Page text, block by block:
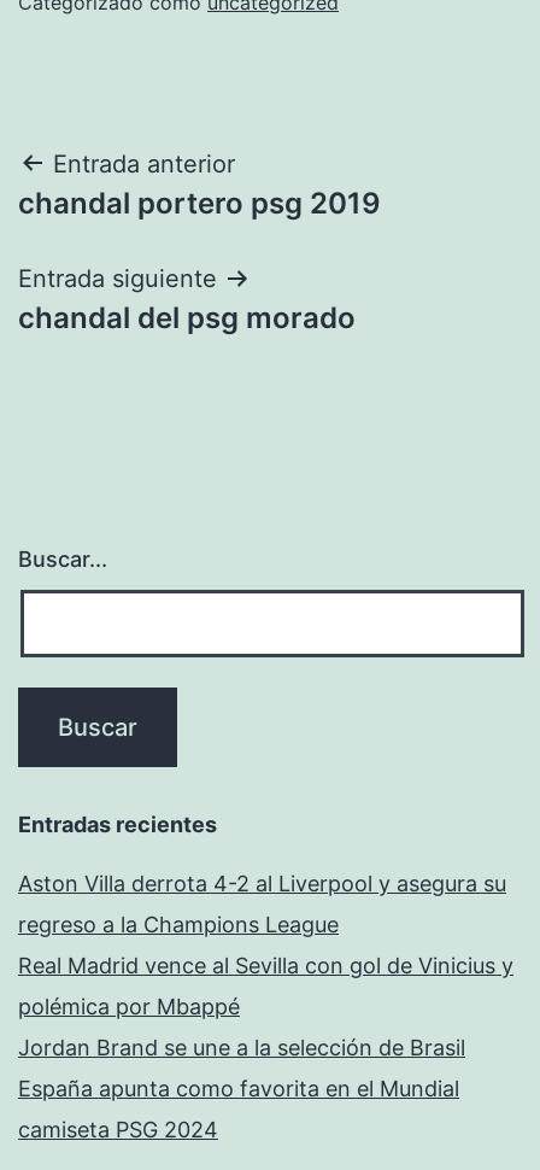
Navegación
de
entradas
Entrada anterior
chandal portero psg 2019
Entrada siguiente
chandal del psg morado
Buscar...
Entradas recientes
Aston Villa derrota 4-2 al Liverpool y asegura su
regreso a la Champions League
Real Madrid vence al Sevilla con gol de Vinicius y
polémica por Mbappé
Jordan Brand se une a la selección de Brasil
España apunta como favorita en el Mundial
camiseta PSG 2024